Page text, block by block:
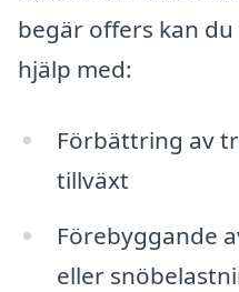
begär offers kan
hjälp med:
Förbättring av
tillväxt
Förebyggande
eller